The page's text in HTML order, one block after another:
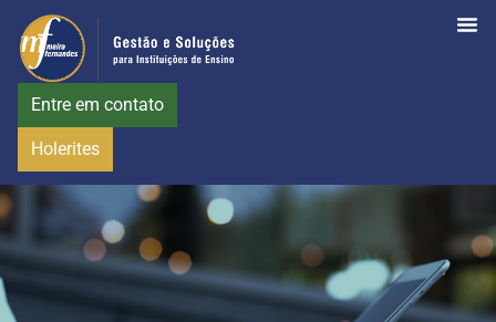
Entre em contato
Holerites